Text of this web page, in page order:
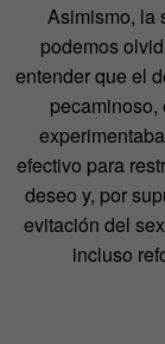
Asimismo, la
podemos
entender que el
efectivo para
deseo y, por
evitación del
incluso